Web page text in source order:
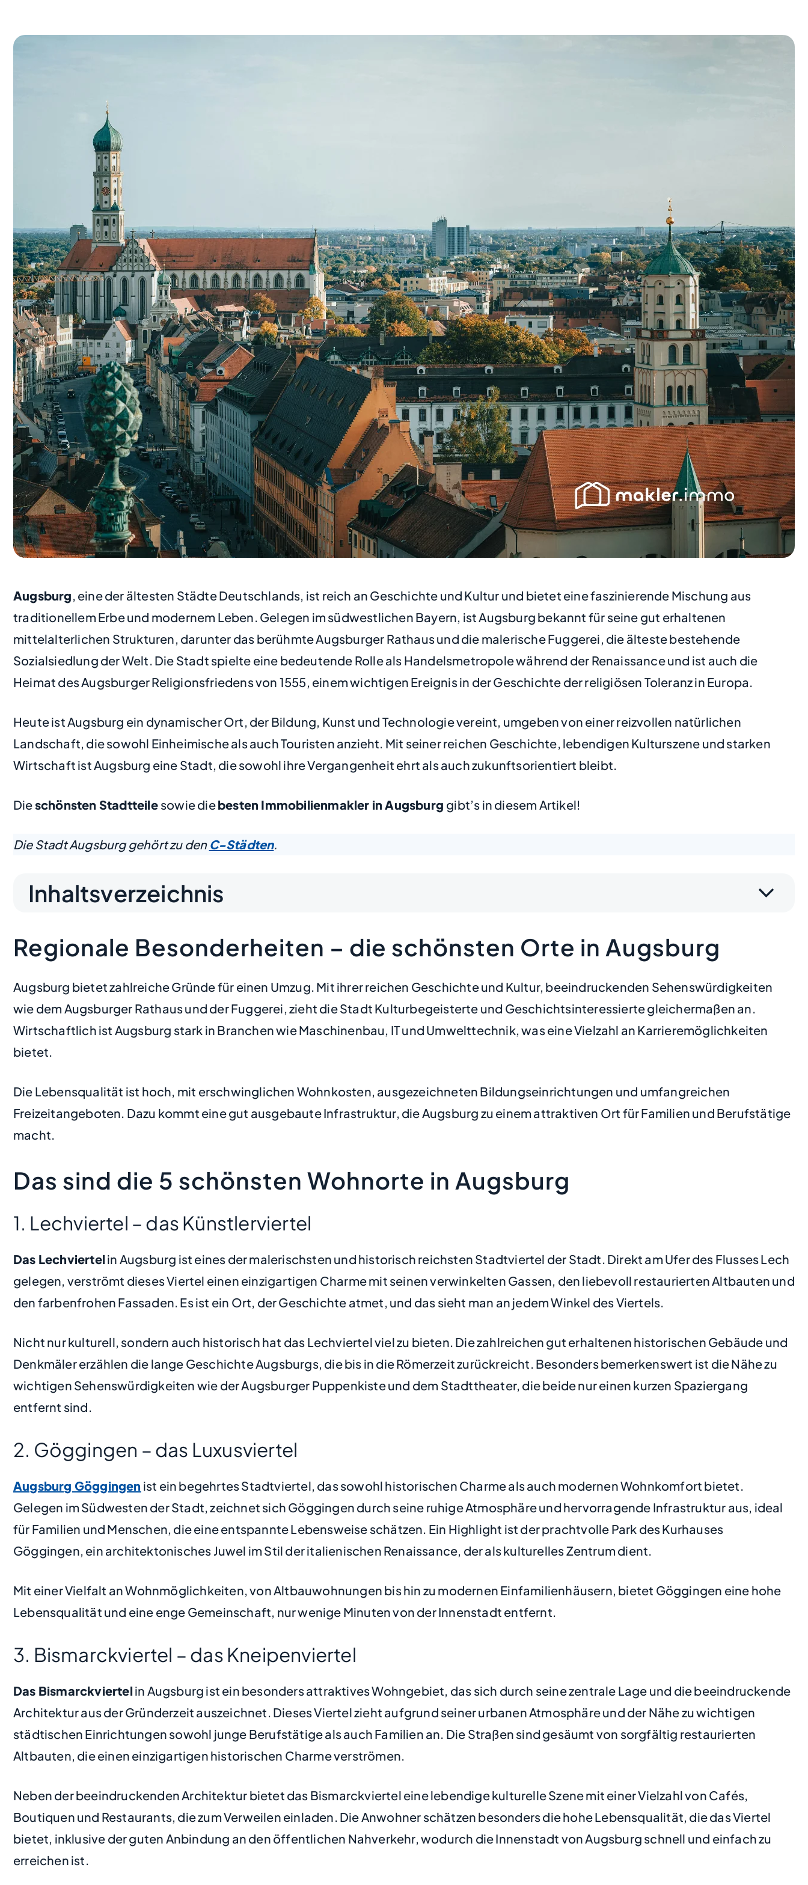
Augsburg, eine der ältesten Städte Deutschlands, ist reich an Geschichte und Kultur und bietet eine faszinierende Mischung aus
traditionellem Erbe und modernem Leben. Gelegen im südwestlichen Bayern, ist Augsburg bekannt für seine gut erhaltenen
mittelalterlichen Strukturen, darunter das berühmte Augsburger Rathaus und die malerische Fuggerei, die älteste bestehende
Sozialsiedlung der Welt. Die Stadt spielte eine bedeutende Rolle als Handelsmetropole während der Renaissance und ist auch die
Heimat des Augsburger Religionsfriedens von 1555, einem wichtigen Ereignis in der Geschichte der religiösen Toleranz in Europa.
Heute ist Augsburg ein dynamischer Ort, der Bildung, Kunst und Technologie vereint, umgeben von einer reizvollen natürlichen
Landschaft, die sowohl Einheimische als auch Touristen anzieht. Mit seiner reichen Geschichte, lebendigen Kulturszene und starken
Wirtschaft ist Augsburg eine Stadt, die sowohl ihre Vergangenheit ehrt als auch zukunftsorientiert bleibt.
Dieschönsten Stadtteile sowie diebesten Immobilienmakler in Augsburg gibt’s in diesem Artikel!
Die Stadt Augsburg gehört zu den C-Städten.
Inhaltsverzeichnis
Regionale Besonderheiten – die schönsten Orte in Augsburg
Augsburg bietet zahlreiche Gründe für einen Umzug. Mit ihrer reichen Geschichte und Kultur, beeindruckenden Sehenswürdigkeiten
wie dem Augsburger Rathaus und der Fuggerei, zieht die Stadt Kulturbegeisterte und Geschichtsinteressierte gleichermaßen an.
Wirtschaftlich ist Augsburg stark in Branchen wie Maschinenbau, IT und Umwelttechnik, was eine Vielzahl an Karrieremöglichkeiten
bietet.
Die Lebensqualität ist hoch, mit erschwinglichen Wohnkosten, ausgezeichneten Bildungseinrichtungen und umfangreichen
Freizeitangeboten. Dazu kommt eine gut ausgebaute Infrastruktur, die Augsburg zu einem attraktiven Ort für Familien und Berufstätige
macht.
Das sind die 5 schönsten Wohnorte in Augsburg
1. Lechviertel – das Künstlerviertel
Das Lechviertel in Augsburg ist eines der malerischsten und historisch reichsten Stadtviertel der Stadt. Direkt am Ufer des Flusses Lech
gelegen, verströmt dieses Viertel einen einzigartigen Charme mit seinen verwinkelten Gassen, den liebevoll restaurierten Altbauten und
den farbenfrohen Fassaden. Es ist ein Ort, der Geschichte atmet, und das sieht man an jedem Winkel des Viertels.
Nicht nur kulturell, sondern auch historisch hat das Lechviertel viel zu bieten. Die zahlreichen gut erhaltenen historischen Gebäude und
Denkmäler erzählen die lange Geschichte Augsburgs, die bis in die Römerzeit zurückreicht. Besonders bemerkenswert ist die Nähe zu
wichtigen Sehenswürdigkeiten wie der Augsburger Puppenkiste und dem Stadttheater, die beide nur einen kurzen Spaziergang
entfernt sind.
2. Göggingen – das Luxusviertel
Augsburg Göggingen ist ein begehrtes Stadtviertel, das sowohl historischen Charme als auch modernen Wohnkomfort bietet.
Gelegen im Südwesten der Stadt, zeichnet sich Göggingen durch seine ruhige Atmosphäre und hervorragende Infrastruktur aus, ideal
für Familien und Menschen, die eine entspannte Lebensweise schätzen. Ein Highlight ist der prachtvolle Park des Kurhauses
Göggingen, ein architektonisches Juwel im Stil der italienischen Renaissance, der als kulturelles Zentrum dient.
Mit einer Vielfalt an Wohnmöglichkeiten, von Altbauwohnungen bis hin zu modernen Einfamilienhäusern, bietet Göggingen eine hohe
Lebensqualität und eine enge Gemeinschaft, nur wenige Minuten von der Innenstadt entfernt.
3. Bismarckviertel – das Kneipenviertel
Das Bismarckviertel in Augsburg ist ein besonders attraktives Wohngebiet, das sich durch seine zentrale Lage und die beeindruckende
Architektur aus der Gründerzeit auszeichnet. Dieses Viertel zieht aufgrund seiner urbanen Atmosphäre und der Nähe zu wichtigen
städtischen Einrichtungen sowohl junge Berufstätige als auch Familien an. Die Straßen sind gesäumt von sorgfältig restaurierten
Altbauten, die einen einzigartigen historischen Charme verströmen.
Neben der beeindruckenden Architektur bietet das Bismarckviertel eine lebendige kulturelle Szene mit einer Vielzahl von Cafés,
Boutiquen und Restaurants, die zum Verweilen einladen. Die Anwohner schätzen besonders die hohe Lebensqualität, die das Viertel
bietet, inklusive der guten Anbindung an den öffentlichen Nahverkehr, wodurch die Innenstadt von Augsburg schnell und einfach zu
erreichen ist.